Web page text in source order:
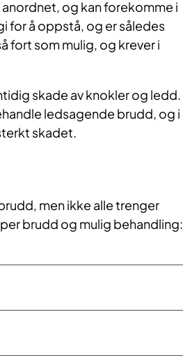
og kan forekomme i
for å oppstå, og er således
fort som mulig, og krever i
skade av knokler og ledd.
ledsagende brudd, og i
skadet.
men ikke alle trenger
brudd og mulig behandling: